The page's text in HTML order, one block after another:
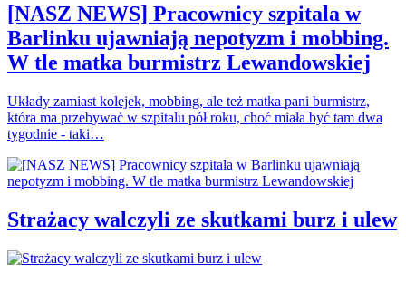
[NASZ NEWS] Pracownicy szpitala w
Barlinku ujawniają nepotyzm i mobbing.
W tle matka burmistrz Lewandowskiej
Układy zamiast kolejek, mobbing, ale też matka pani burmistrz,
która ma przebywać w szpitalu pół roku, choć miała być tam dwa
tygodnie - taki…
Strażacy walczyli ze skutkami burz i ulew